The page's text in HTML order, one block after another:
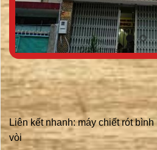
Liên kết nhanh:máy chiết rót bình|
vòi